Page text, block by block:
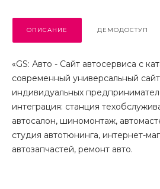
ОПИСАНИЕ ДЕМОДОСТУП
«GS: Авто - Сайт автосервиса с
современный универсальный
индивидуальных
интеграция: станция
автосалон, шиномонтаж,
студия автотюнинга, интернет-
автозапчастей, ремонт авто.